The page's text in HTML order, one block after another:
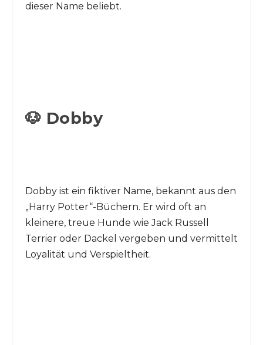
dieser Name beliebt.
🐶 Dobby
Dobby ist ein fiktiver Name, bekannt aus den
„Harry Potter“-Büchern. Er wird oft an
kleinere, treue Hunde wie Jack Russell
Terrier oder Dackel vergeben und vermittelt
Loyalität und Verspieltheit.